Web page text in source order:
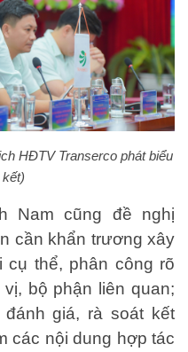
HĐTV Transerco phát biểu
Nam cũng đề nghị
cần khẩn trương xây
cụ thể, phân công rõ
bộ phận liên quan;
giá, rà soát kết
các nội dung hợp tác